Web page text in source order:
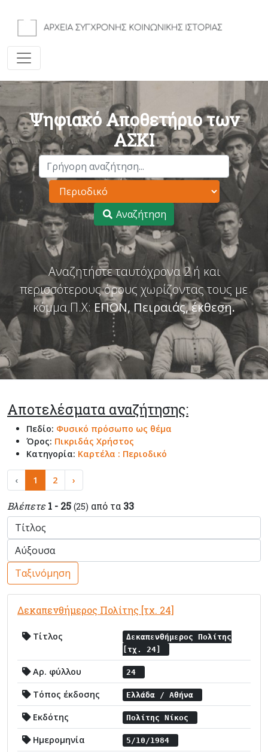
Ψηφιακό Αποθετήριο των
ΑΣΚΙ
Αναζήτηση
Αναζητήστε ταυτόχρονα 2 ή και
περισσότερους όρους χωρίζοντας τους με
κόμμα Π.Χ: ΕΠΟΝ, Πειραιάς, έκθεση.
Αποτελέσματα αναζήτησης:
Πεδίο: Φυσικό πρόσωπο ως θέμα
Όρος: Πικριδάς Χρήστος
Κατηγορία: Καρτέλα : Περιοδικό
‹ 1 2 ›
Βλέπετε 1 - 25 (25) από τα 33
Ταξινόμηση
Δεκαπενθήμερος Πολίτης [τχ. 24]
Τίτλος
Δεκαπενθήμερος Πολίτης
[τχ. 24]
Αρ. φύλλου 24
Τόπος έκδοσης Ελλάδα / Αθήνα
Εκδότης Πολίτης Νίκος
Ημερομηνία 5/10/1984